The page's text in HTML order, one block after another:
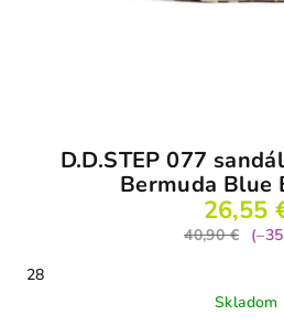
D.D.STEP 077
Bermuda Blue
26,55
40,90 €
28
Skladom